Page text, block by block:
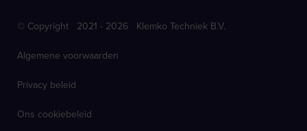
© Copyright 2021 - 2026 Klemko Techniek B.V.
Algemene voorwaarden
Privacy beleid
Ons cookiebeleid